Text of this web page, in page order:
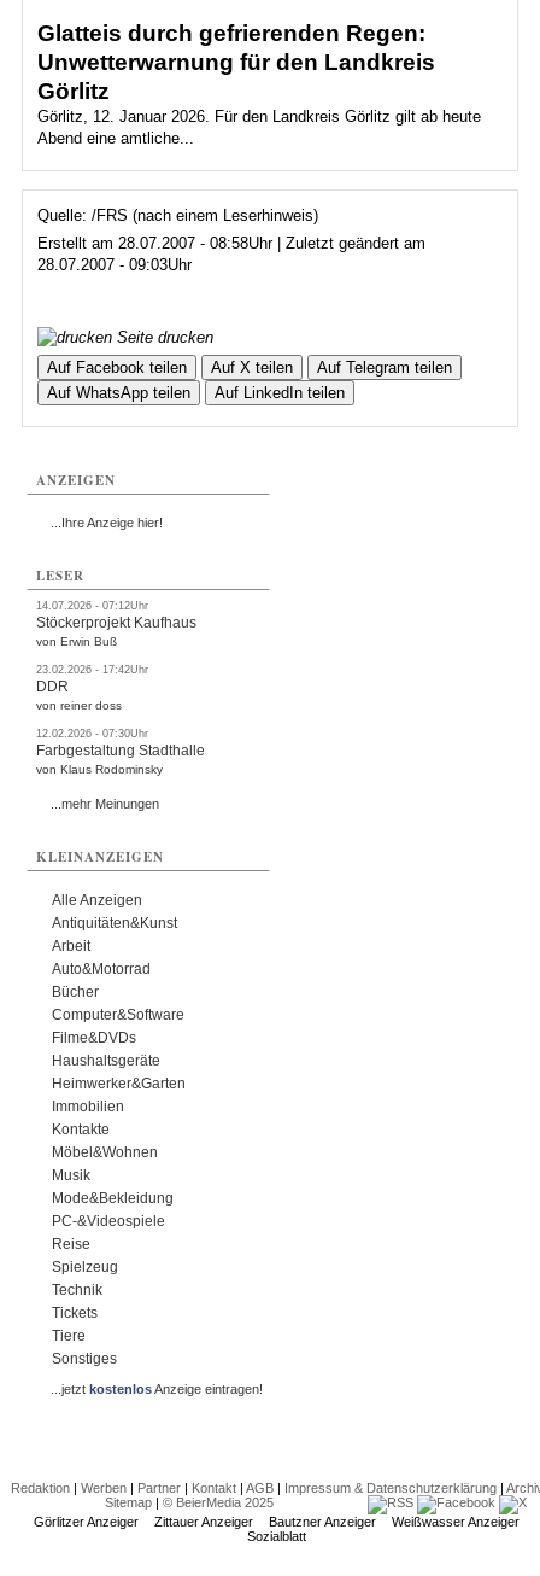
Glatteis durch gefrierenden Regen:
Unwetterwarnung für den Landkreis
Görlitz
Görlitz, 12. Januar 2026. Für den Landkreis Görlitz gilt ab heute
Abend eine amtliche...
Quelle: /FRS (nach einem Leserhinweis)
Erstellt am 28.07.2007 - 08:58Uhr | Zuletzt geändert am
28.07.2007 - 09:03Uhr
Seite drucken
Auf Facebook teilen
Auf X teilen
Auf Telegram teilen
Auf WhatsApp teilen
Auf LinkedIn teilen
ANZEIGEN
...Ihre Anzeige hier!
LESER
14.07.2026 - 07:12Uhr
Stöckerprojekt Kaufhaus
von Erwin Buß
23.02.2026 - 17:42Uhr
DDR
von reiner doss
12.02.2026 - 07:30Uhr
Farbgestaltung Stadthalle
von Klaus Rodominsky
...mehr Meinungen
KLEINANZEIGEN
Alle Anzeigen
Antiquitäten&Kunst
Arbeit
Auto&Motorrad
Bücher
Computer&Software
Filme&DVDs
Haushaltsgeräte
Heimwerker&Garten
Immobilien
Kontakte
Möbel&Wohnen
Musik
Mode&Bekleidung
PC-&Videospiele
Reise
Spielzeug
Technik
Tickets
Tiere
Sonstiges
...jetztkostenlosAnzeige eintragen!
Redaktion| Werben| Partner| Kontakt| AGB| Impressum & Datenschutzerklärung|
Sitemap| © BeierMedia 2025
Görlitzer Anzeiger
Zittauer Anzeiger Bautzner Anzeiger
Weißwasser Anzeiger
Sozialblatt